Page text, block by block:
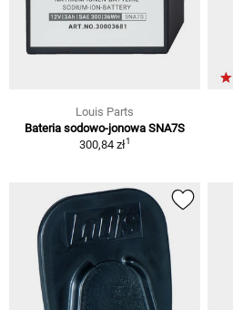
Louis Parts
Bateria sodowo-jonowa SNA7S
300,84 zł1